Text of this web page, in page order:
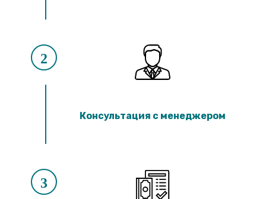
2
Консультация с менеджером
3